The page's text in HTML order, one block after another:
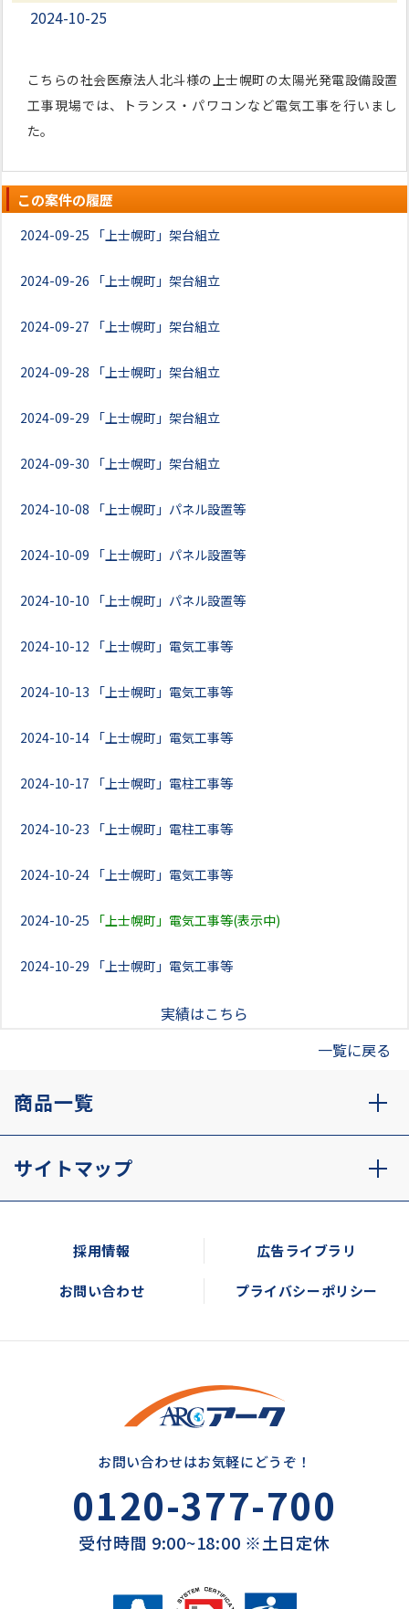
2024-10-25
こちらの社会医療法人北斗様の上士幌町の太陽光発電設備設置
工事現場では、トランス・パワコンなど電気工事を行いまし
た。
この案件の履歴
2024-09-25 「上士幌町」架台組立
2024-09-26 「上士幌町」架台組立
2024-09-27 「上士幌町」架台組立
2024-09-28 「上士幌町」架台組立
2024-09-29 「上士幌町」架台組立
2024-09-30 「上士幌町」架台組立
2024-10-08 「上士幌町」パネル設置等
2024-10-09 「上士幌町」パネル設置等
2024-10-10 「上士幌町」パネル設置等
2024-10-12 「上士幌町」電気工事等
2024-10-13 「上士幌町」電気工事等
2024-10-14 「上士幌町」電気工事等
2024-10-17 「上士幌町」電柱工事等
2024-10-23 「上士幌町」電柱工事等
2024-10-24 「上士幌町」電気工事等
2024-10-25 「上士幌町」電気工事等(表示中)
2024-10-29 「上士幌町」電気工事等
実績はこちら
一覧に戻る
商品一覧
サイトマップ
採用情報 広告ライブラリ
お問い合わせ プライバシーポリシー
お問い合わせはお気軽にどうぞ！
0120-377-700
受付時間 9:00~18:00 ※土日定休